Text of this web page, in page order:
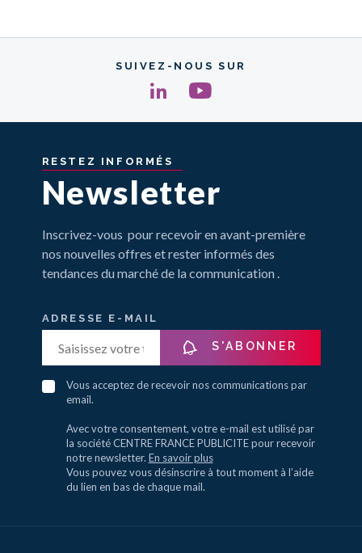
SUIVEZ-NOUS SUR
RESTEZ INFORMÉS
Newsletter
Inscrivez-vous pour recevoir en avant-première
nos nouvelles offres et rester informés des
tendances du marché de la communication .
ADRESSE E-MAIL
S'ABONNER
Vous acceptez de recevoir nos communications par
email.
Avec votre consentement, votre e-mail est utilisé par
la société CENTRE FRANCE PUBLICITE pour recevoir
notre newsletter. En savoir plus
Vous pouvez vous désinscrire à tout moment à l’aide
du lien en bas de chaque mail.